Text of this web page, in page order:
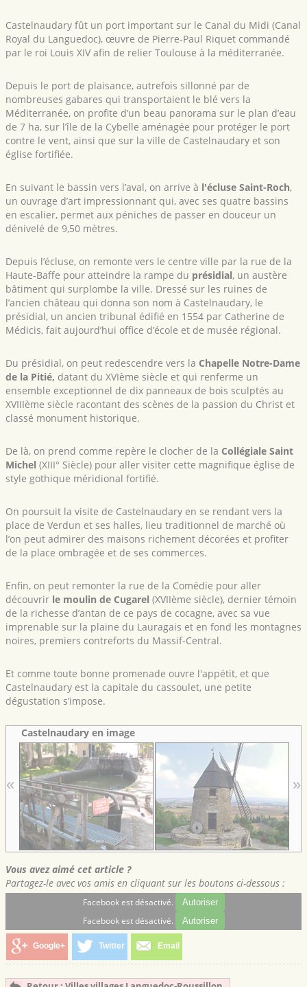
Castelnaudary fût un port important sur le Canal du Midi (Canal
Royal du Languedoc), œuvre de Pierre-Paul Riquet commandé
par le roi Louis XIV afin de relier Toulouse à la méditerranée.
Depuis le port de plaisance, autrefois sillonné par de
nombreuses gabares qui transportaient le blé vers la
Méditerranée, on profite d’un beau panorama sur le plan d’eau
de 7 ha, sur l’île de la Cybelle aménagée pour protéger le port
contre le vent, ainsi que sur la ville de Castelnaudary et son
église fortifiée.
En suivant le bassin vers l’aval, on arrive à l'écluse Saint-Roch,
un ouvrage d’art impressionnant qui, avec ses quatre bassins
en escalier, permet aux péniches de passer en douceur un
dénivelé de 9,50 mètres.
Depuis l’écluse, on remonte vers le centre ville par la rue de la
Haute-Baffe pour atteindre la rampe du présidial, un austère
bâtiment qui surplombe la ville. Dressé sur les ruines de
l’ancien château qui donna son nom à Castelnaudary, le
présidial, un ancien tribunal édifié en 1554 par Catherine de
Médicis, fait aujourd’hui office d’école et de musée régional.
Du présidial, on peut redescendre vers la Chapelle Notre-Dame
de la Pitié, datant du XVIème siècle et qui renferme un
ensemble exceptionnel de dix panneaux de bois sculptés au
XVIIIème siècle racontant des scènes de la passion du Christ et
classé monument historique.
De là, on prend comme repère le clocher de la Collégiale Saint
Michel (XIII° Siècle) pour aller visiter cette magnifique église de
style gothique méridional fortifié.
On poursuit la visite de Castelnaudary en se rendant vers la
place de Verdun et ses halles, lieu traditionnel de marché où
l’on peut admirer des maisons richement décorées et profiter
de la place ombragée et de ses commerces.
Enfin, on peut remonter la rue de la Comédie pour aller
découvrir le moulin de Cugarel (XVIIème siècle), dernier témoin
de la richesse d’antan de ce pays de cocagne, avec sa vue
imprenable sur la plaine du Lauragais et en fond les montagnes
noires, premiers contreforts du Massif-Central.
Et comme toute bonne promenade ouvre l'appétit, et que
Castelnaudary est la capitale du cassoulet, une petite
dégustation s’impose.
Castelnaudary en image
« »
Vous avez aimé cet article ?
Partagez-le avec vos amis en cliquant sur les boutons ci-dessous :
Facebook est désactivé. Autoriser
Facebook est désactivé. Autoriser
Google+ Twitter Email